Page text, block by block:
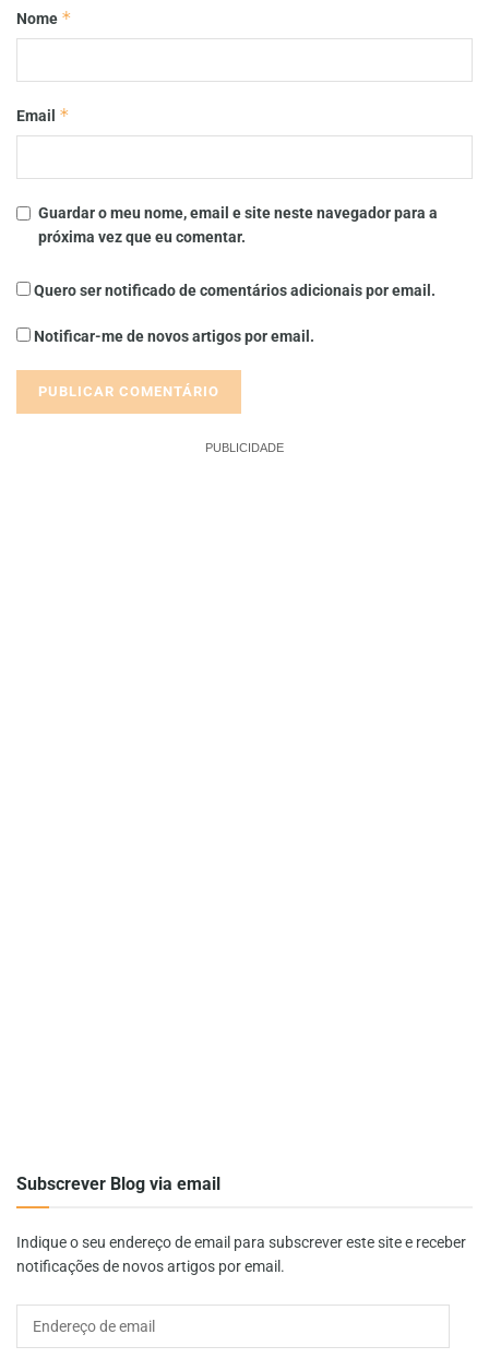
Nome *
Email *
Guardar o meu nome, email e site neste navegador para a
próxima vez que eu comentar.
Quero ser notificado de comentários adicionais por email.
Notificar-me de novos artigos por email.
PUBLICIDADE
Subscrever Blog via email
Indique o seu endereço de email para subscrever este site e receber
notificações de novos artigos por email.
Endereço